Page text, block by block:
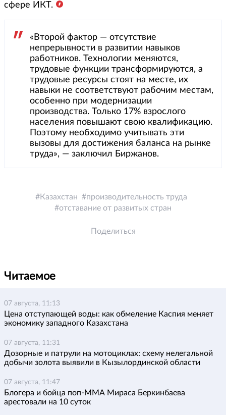
сфере ИКТ.
«Второй фактор — отсутствие
непрерывности в развитии навыков
работников. Технологии меняются,
трудовые функции трансформируются, а
трудовые ресурсы стоят на месте, их
навыки не соответствуют рабочим местам,
особенно при модернизации
производства. Только 17% взрослого
населения повышают свою квалификацию.
Поэтому необходимо учитывать эти
вызовы для достижения баланса на рынке
труда», — заключил Биржанов.
Казахстан
производительность труда
отставание от развитых стран
Поделиться
Читаемое
07 августа, 11:13
Цена отступающей воды: как обмеление Каспия меняет
экономику западного Казахстана
07 августа, 11:31
Дозорные и патрули на мотоциклах: схему нелегальной
добычи золота выявили в Кызылординской области
07 августа, 11:47
Блогера и бойца поп-ММА Мираса Беркинбаева
арестовали на 10 суток